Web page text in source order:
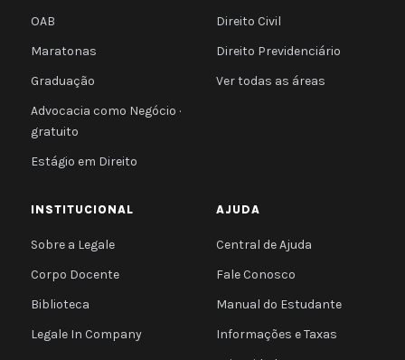
OAB
Maratonas
Graduação
Advocacia como Negócio ·
gratuito
Estágio em Direito
Direito Civil
Direito Previdenciário
Ver todas as áreas
INSTITUCIONAL
Sobre a Legale
Corpo Docente
Biblioteca
Legale In Company
AJUDA
Central de Ajuda
Fale Conosco
Manual do Estudante
Informações e Taxas